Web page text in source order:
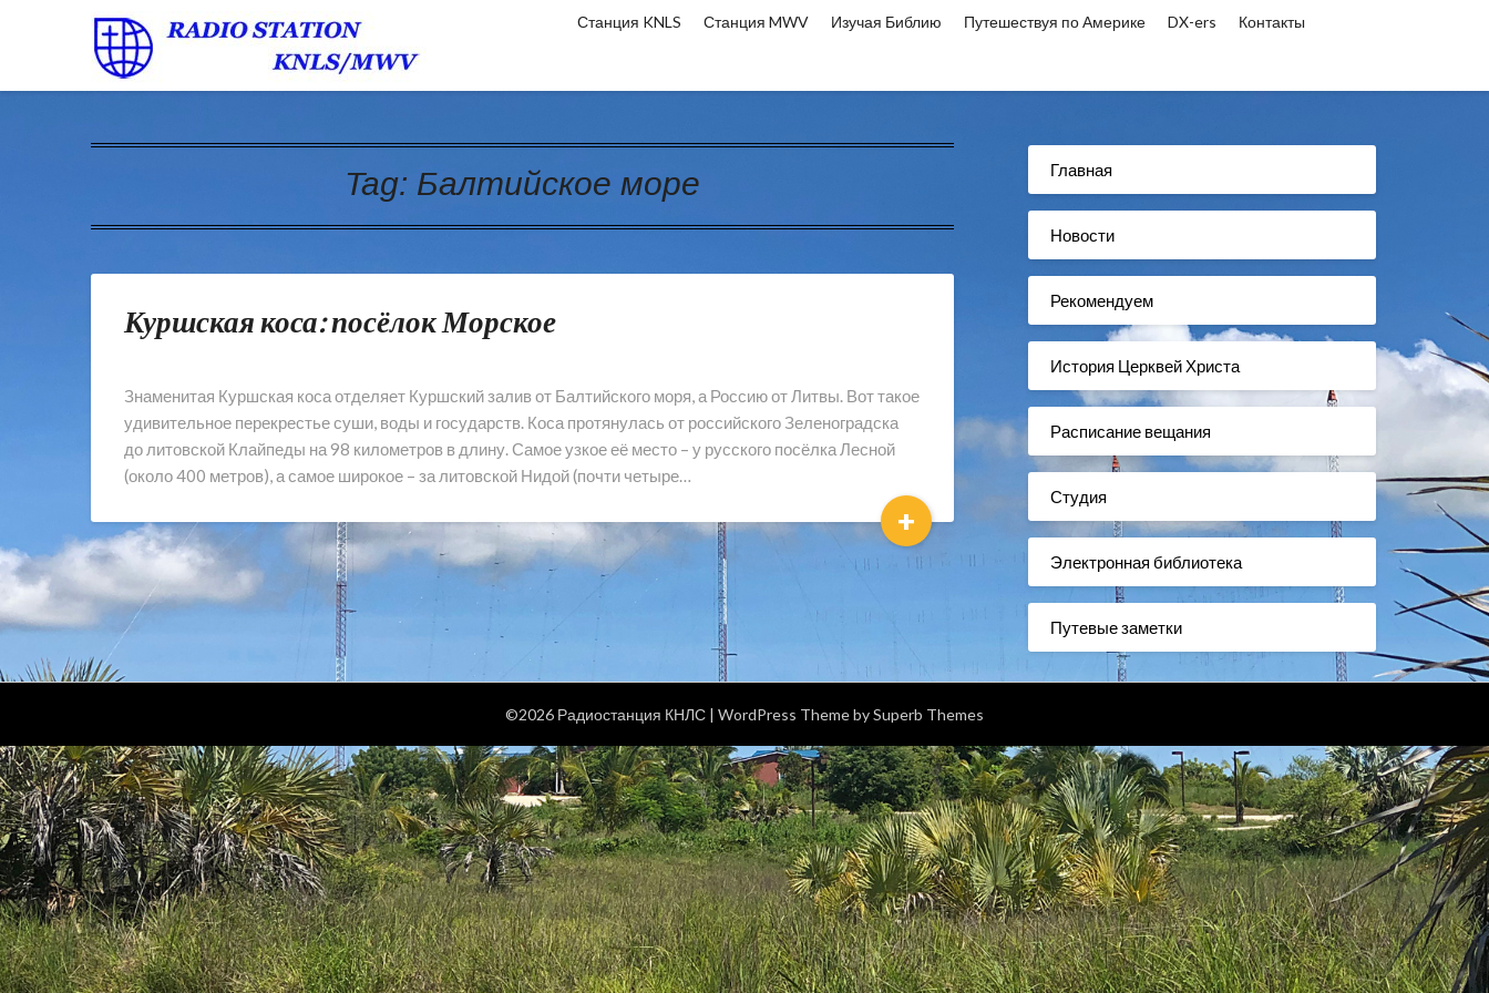
Станция KNLS Станция MWV Изучая Библию Путешествуя по Америке DX-ers Контакты
Tag: Балтийское море
Куршская коса: посёлок Морское
Знаменитая Куршская коса отделяет Куршский залив от Балтийского моря, а Россию от Литвы. Вот такое
удивительное перекрестье суши, воды и государств. Коса протянулась от российского Зеленоградска
до литовской Клайпеды на 98 километров в длину. Самое узкое её место – у русского посёлка Лесной
(около 400 метров), а самое широкое – за литовской Нидой (почти четыре…
+
Главная
Новости
Рекомендуем
История Церквей Христа
Расписание вещания
Студия
Электронная библиотека
Путевые заметки
©2026 Радиостанция КНЛС | WordPress Theme bySuperb Themes